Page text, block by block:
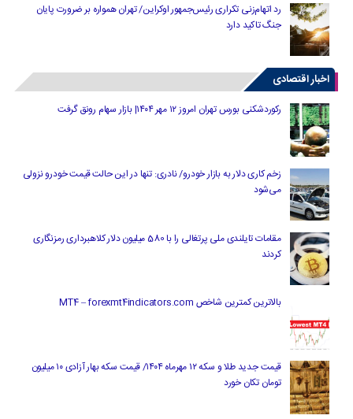
رد اتهام‌زنی تکراری رئیس‌جمهور اوکراین/ تهران همواره بر ضرورت پایان
جنگ تاکید دارد
اخبار اقتصادی
رکوردشکنی بورس تهران امروز ۱۲ مهر ۱۴۰۴| بازار سهام رونق گرفت
زخم کاری دلار به بازار خودرو/ نادری: تنها در این حالت قیمت خودرو نزولی
می‌شود
مقامات تایلندی ملی پرتغالی را با 580 میلیون دلار کلاهبرداری رمزنگاری
کردند
بالاترین کمترین شاخص MT4 – forexmt4indicators.com
قیمت جدید طلا و سکه ۱۲ مهرماه ۱۴۰۴/ قیمت سکه بهار آزادی ۱۰ میلیون
تومان تکان خورد